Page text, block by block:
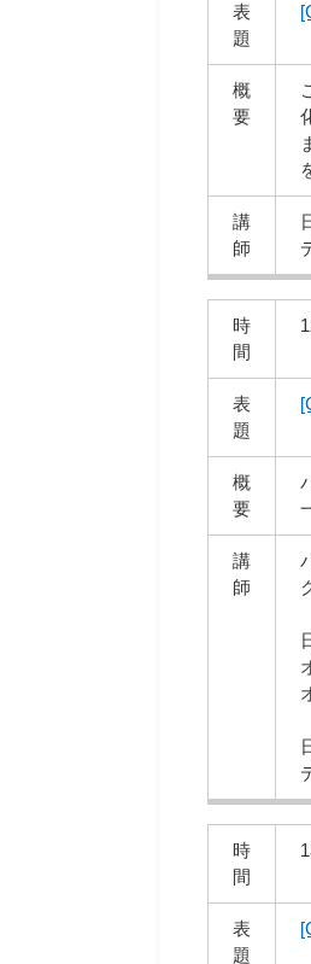
表
題
概
要
講
師
時
間
表
題
概
要
講
師
時
間
表
題